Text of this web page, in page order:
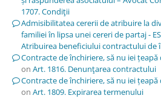
1707. Condiţii
Admisibilitatea cererii de atribuire la
familiei în lipsa unei cereri de partaj -
Atribuirea beneficiului contractului de
Contracte de închiriere, să nu iei
on Art. 1816. Denunţarea contractului
Contracte de închiriere, să nu iei
on Art. 1809. Expirarea termenului